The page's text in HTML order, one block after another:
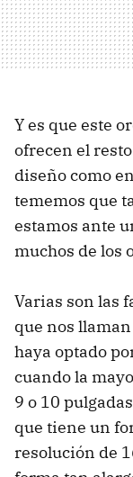
Y es que este
ofrecen el
diseño como
tememos que
estamos ante
muchos de los
Varias son las
que nos
haya optado
cuando la
9 o 10
que tiene un
resolución de